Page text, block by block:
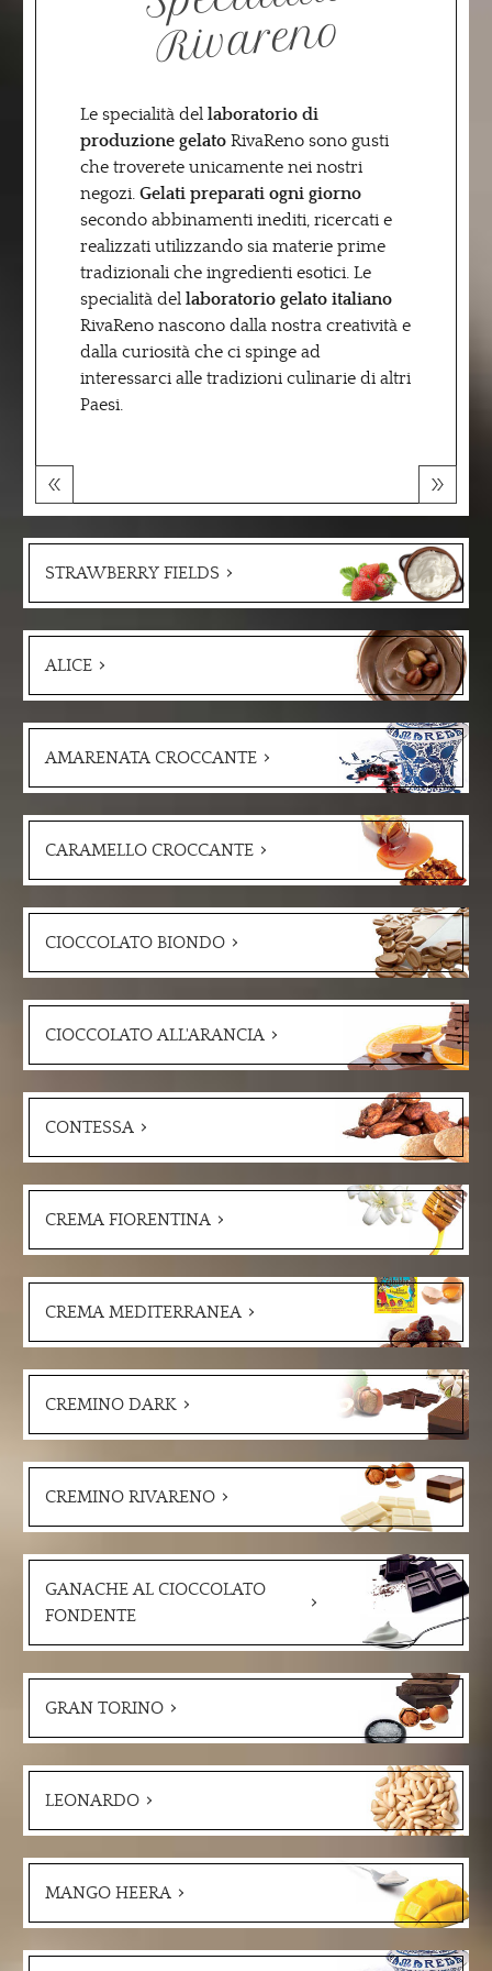
no
Le specialità del laboratorio di
produzione gelato RivaReno sono gusti
che troverete unicamente nei nostri
negozi. Gelati preparati ogni giorno
secondo abbinamenti inediti, ricercati e
realizzati utilizzando sia materie prime
tradizionali che ingredienti esotici. Le
specialità del laboratorio gelato italiano
RivaReno nascono dalla nostra creatività e
dalla curiosità che ci spinge ad
interessarci alle tradizioni culinarie di altri
Paesi.
STRAWBERRY FIELDS
ALICE
AMARENATA CROCCANTE
CARAMELLO CROCCANTE
CIOCCOLATO BIONDO
CIOCCOLATO ALL'ARANCIA
CONTESSA
CREMA FIORENTINA
CREMA MEDITERRANEA
CREMINO DARK
CREMINO RIVARENO
GANACHE AL CIOCCOLATO
FONDENTE
GRAN TORINO
LEONARDO
MANGO HEERA